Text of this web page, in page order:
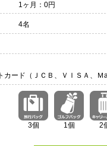
1ヶ月：0円
4名
カード（ＪＣＢ、ＶＩＳＡ、Ｍ
3個 1個 2